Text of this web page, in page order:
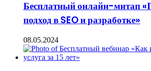
Бесплатный онлайн-митап
подход в SEO и разработке»
08.05.2024